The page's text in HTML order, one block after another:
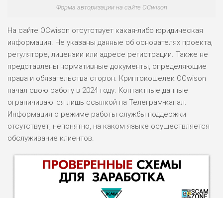
Форма авторизации на сайте OCwison
На сайте OCwison отсутствует какая-либо юридическая
информация. Не указаны данные об основателях проекта,
регуляторе, лицензии или адресе регистрации. Также не
представлены нормативные документы, определяющие
права и обязательства сторон. Криптокошелек OCwison
начал свою работу в 2024 году. Контактные данные
ограничиваются лишь ссылкой на Телеграм-канал.
Информация о режиме работы службы поддержки
отсутствует, непонятно, на каком языке осуществляется
обслуживание клиентов.